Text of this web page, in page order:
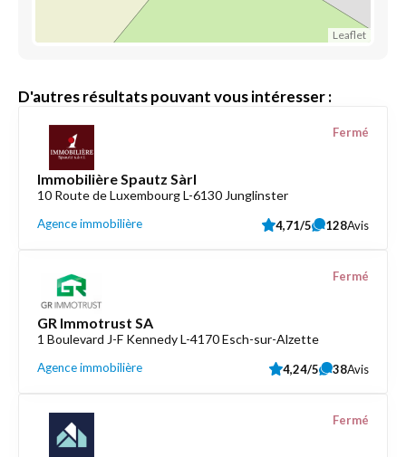
Leaflet
D'autres résultats pouvant vous intéresser :
Immobilière Spautz Sàrl
10 Route de Luxembourg L-6130 Junglinster
Agence immobilière
Fermé
4,71/5 128Avis
GR Immotrust SA
1 Boulevard J-F Kennedy L-4170 Esch-sur-Alzette
Agence immobilière
Fermé
4,24/5 38Avis
Fermé